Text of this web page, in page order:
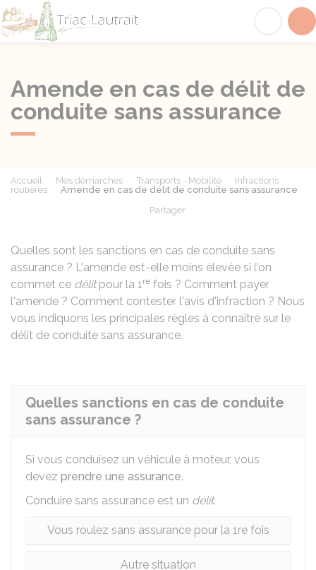
Amende en cas de délit de
conduite sans assurance
Accueil Mes démarches Transports - Mobilité
Infractions
routières
Amende en cas de délit de conduite sans assurance
Partager
Quelles sont les sanctions en cas de conduite sans
assurance ? L'amende est-elle moins élevée si l'on
commet ce délitpour la 1re fois ? Comment payer
l'amende ? Comment contester l'avis d'infraction ? Nous
vous indiquons les principales règles à connaître sur le
délit de conduite sans assurance.
Quelles sanctions en cas de conduite
sans assurance ?
Si vous conduisez un véhicule à moteur, vous
devez prendre une assurance.
Conduire sans assurance est un délit.
Vous roulez sans assurance pour la 1re fois
Autre situation